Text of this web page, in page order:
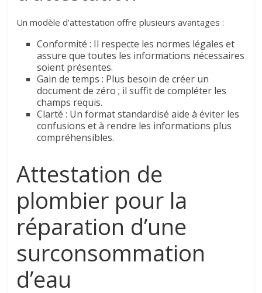
Un modèle d’attestation offre plusieurs avantages :
Conformité : Il respecte les normes légales et
assure que toutes les informations nécessaires
soient présentes.
Gain de temps : Plus besoin de créer un
document de zéro ; il suffit de compléter les
champs requis.
Clarté : Un format standardisé aide à éviter les
confusions et à rendre les informations plus
compréhensibles.
Attestation de
plombier pour la
réparation d’une
surconsommation
d’eau